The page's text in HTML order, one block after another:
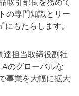
の専門知識とリー
®にもたらします。
担当取締役副社
のグローバルな
事業を大幅に拡大